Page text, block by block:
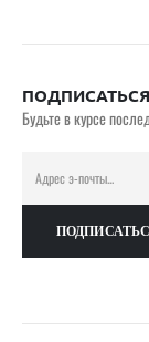
Будьте в курсе